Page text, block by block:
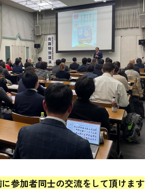
参加者同士の交流をして頂けます